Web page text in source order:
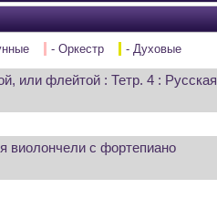
- Оркестр - Духовые
или флейтой : Тетр. 4 : Русская
виолончели с фортепиано